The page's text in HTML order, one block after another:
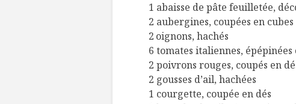
1 abaisse de pâte feuilletée,
2 aubergines, coupées en cubes
2 oignons, hachés
6 tomates italiennes, épépinées
2 poivrons rouges, coupés en
2 gousses d’ail, hachées
1 courgette, coupée en dés